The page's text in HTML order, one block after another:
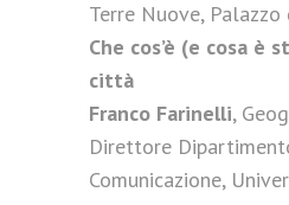
Terre Nuove, Palazzo
Che cos’è (e cosa è
città
Franco Farinelli,
Direttore
Comunicazione,